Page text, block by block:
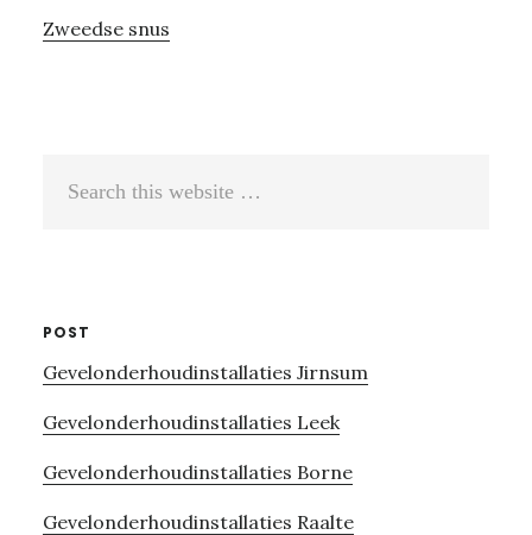
Zweedse snus
POST
Gevelonderhoudinstallaties Jirnsum
Gevelonderhoudinstallaties Leek
Gevelonderhoudinstallaties Borne
Gevelonderhoudinstallaties Raalte